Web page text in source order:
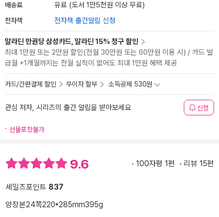
배송료 유료 (도서 1만5천원 이상 무료)
전자책 전자책 출간알림 신청
알라딘 만권당 삼성카드, 알라딘 15% 청구 할인
최대 1만원 또는 2만원 할인(전월 30만원 또는 60만원 이용 시) / 카드 발
급월 +1개월까지는 전월 실적이 없어도 최대 1만원 혜택 제공
카드/간편결제 할인 무이자 할부 소득공제 530원
관심 저자, 시리즈의 출간 알림을 받아보세요 신청
선물포장불가
9.6 100자평 1편 리뷰 15편
세일즈포인트 837
양장본24쪽220*285mm395g